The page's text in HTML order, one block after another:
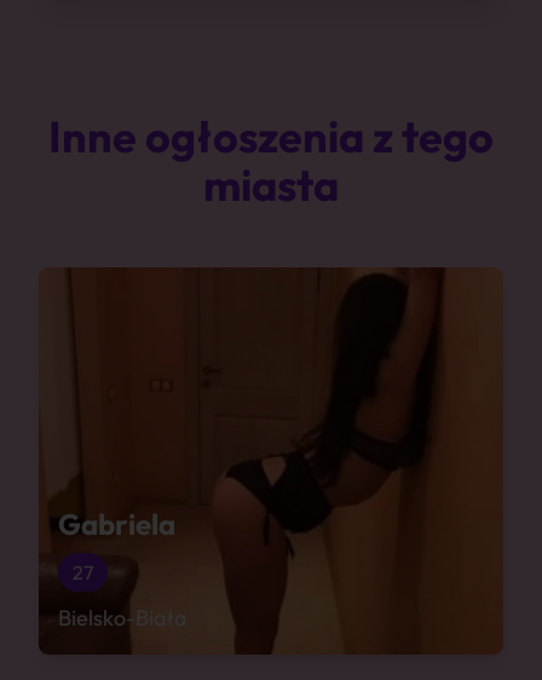
Inne ogłoszenia z tego
miasta
Gabriela
27
Bielsko-Biała